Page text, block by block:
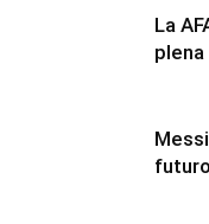
La
plena